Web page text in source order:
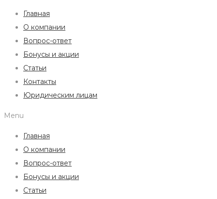
Главная
О компании
Вопрос-ответ
Бонусы и акции
Статьи
Контакты
Юридическим лицам
Menu
Главная
О компании
Вопрос-ответ
Бонусы и акции
Статьи